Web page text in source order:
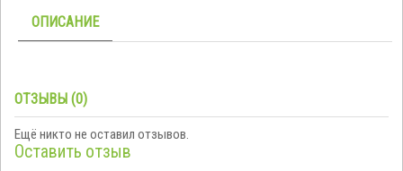
ОПИСАНИЕ
ОТЗЫВЫ (0)
Ещё никто не оставил отзывов.
Оставить отзыв